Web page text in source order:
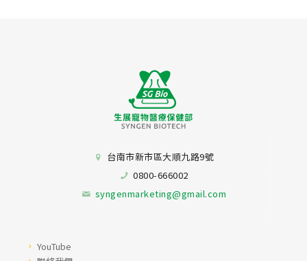
台南市新市區大順九路9號
0800-666002
syngenmarketing@gmail.com
YouTube